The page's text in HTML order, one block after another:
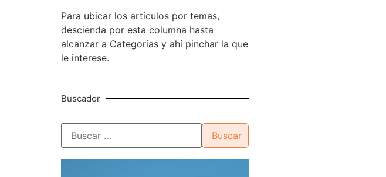
Para ubicar los artículos por temas,
descienda por esta columna hasta
alcanzar a Categorías y ahí pinchar la que
le interese.
Buscador